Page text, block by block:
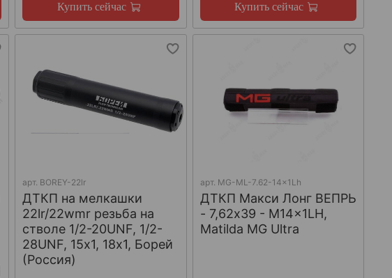
Купить сейчас Купить сейчас
арт. BOREY-22lr
ДТКП на мелкашки
22lr/22wmr резьба на
стволе 1/2-20UNF, 1/2-
28UNF, 15х1, 18х1, Борей
(Россия)
арт. MG-ML-7.62-14x1Lh
ДТКП Макси Лонг ВЕПРЬ
- 7,62x39 - M14x1LH,
Matilda MG Ultra